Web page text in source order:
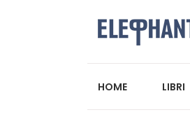
HOME LIBRI